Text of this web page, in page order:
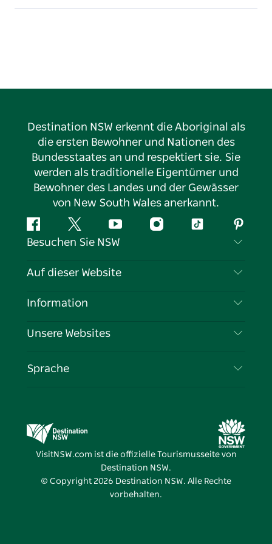
Destination NSW erkennt die Aboriginal als
die ersten Bewohner und Nationen des
Bundesstaates an und respektiert sie. Sie
werden als traditionelle Eigentümer und
Bewohner des Landes und der Gewässer
von New South Wales anerkannt.
FacebookTwitter YouTubeInstagramTikTok
Besuchen Sie NSW
Kontaktieren Sie uns
Cookie-Hinweis
Auf dieser Website
Reiseziele
Veranstaltungen
Information
Reiseinformationen
Unternehmen in NSW
Unsere Websites
Destination NSW Medienzentrum
Vivid Sydney
Sprache
VisitNSW.com ist die offizielle Tourismusseite von
Destination NSW.
© Copyright 2026 Destination NSW. Alle Rechte
vorbehalten.